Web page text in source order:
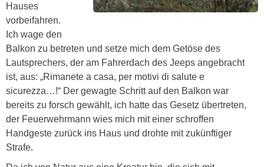
Hauses
vorbeifahren.
Ich wage den
Balkon zu betreten und setze mich dem Getöse des
Lautsprechers, der am Fahrerdach des Jeeps angebracht
ist, aus: „Rimanete a casa, per motivi di salute e
sicurezza…!“ Der gewagte Schritt auf den Balkon war
bereits zu forsch gewählt, ich hatte das Gesetz übertreten,
der Feuerwehrmann wies mich mit einer schroffen
Handgeste zurück ins Haus und drohte mit zukünftiger
Strafe.